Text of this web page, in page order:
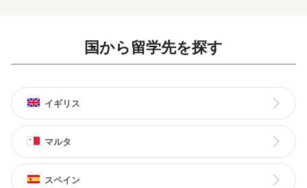
学へ進学を考えている人にはオススメの学
校です。また、地元スポーツクラブや音楽
ー、ハンドボールなどのチーム斡旋や音楽
講師の紹介なども行っているので、語学だ
けでなく、習い事をしたいという方にも人
気があります。さらに、音楽で留学される
方向けに音楽室(有料)も学校内に完備してい
日本人スタッフが常駐しているので、何か
以上の学生に英語教育を行っているため、
授業を教える教師陣も全員英語教育の資格
保持者で、各教師の指導を定期的にチェッ
授業のカリキュラムは言語学や教育心理
学、教育テクノロジーを土台として綿密に
組み立てられており、さらに、コミュニカ
ティブ・メソッドと呼ばれる実践的なコミ
ュニケーション能力の育成を導入している
国から留学先を探す
イギリス
マルタ
スペイン